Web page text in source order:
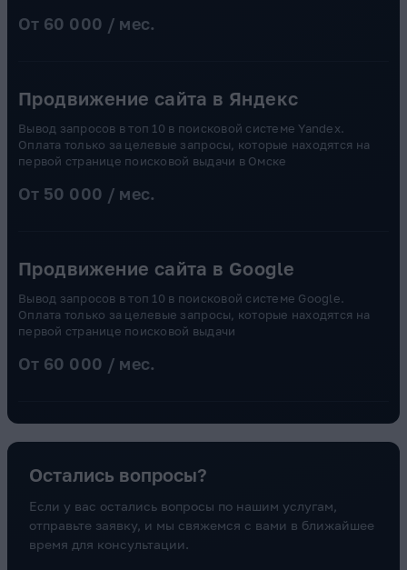
От 60 000 / мес.
Продвижение сайта в Яндекс
Вывод запросов в топ 10 в поисковой системе Yandex.
Оплата только за целевые запросы, которые находятся на
первой странице поисковой выдачи в Омске
От 50 000 / мес.
Продвижение сайта в Google
Вывод запросов в топ 10 в поисковой системе Google.
Оплата только за целевые запросы, которые находятся на
первой странице поисковой выдачи
От 60 000 / мес.
Остались вопросы?
Если у вас остались вопросы по нашим услугам,
отправьте заявку, и мы свяжемся с вами в ближайшее
время для консультации.